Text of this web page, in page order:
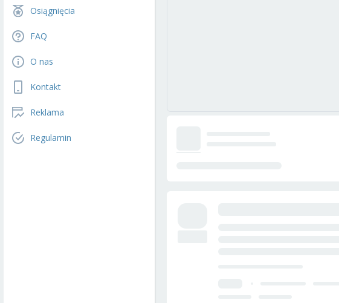
Osiągnięcia
FAQ
O nas
Kontakt
Reklama
Regulamin